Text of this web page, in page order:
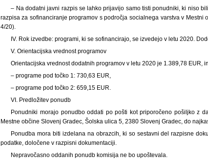
– Na dodatni javni razpis se lahko prijavijo samo tisti ponudniki, ki niso
razpisa za sofinanciranje programov s področja socialnega varstva v Mestni
4/20).
IV. Rok izvedbe: programi, ki se sofinancirajo, se izvedejo v letu 2020.
V. Orientacijska vrednost programov
Orientacijska vrednost dodatnih programov v letu 2020 je 1.389,78 EUR,
– programe pod točko 1: 730,63 EUR,
– programe pod točko 2: 659,15 EUR.
VI. Predložitev ponudb
Ponudniki morajo ponudbo oddati po pošti kot priporočeno pošiljko z
Mestne občine Slovenj Gradec, Šolska ulica 5, 2380 Slovenj Gradec, do
Ponudba mora biti izdelana na obrazcih, ki so sestavni del razpisne
podatke, določene v razpisni dokumentaciji.
Nepravočasno oddanih ponudb komisija ne bo upoštevala.